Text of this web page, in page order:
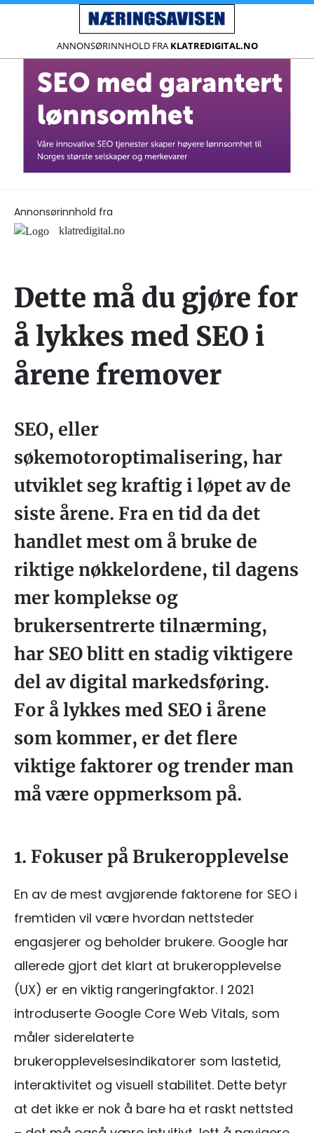
ANNONSØRINNHOLD FRA KLATREDIGITAL.NO
Annonsørinnhold fra
klatredigital.no
Dette må du gjøre for
å lykkes med SEO i
årene fremover
SEO, eller
søkemotoroptimalisering, har
utviklet seg kraftig i løpet av de
siste årene. Fra en tid da det
handlet mest om å bruke de
riktige nøkkelordene, til dagens
mer komplekse og
brukersentrerte tilnærming,
har SEO blitt en stadig viktigere
del av digital markedsføring.
For å lykkes med SEO i årene
som kommer, er det flere
viktige faktorer og trender man
må være oppmerksom på.
1. Fokuser på Brukeropplevelse
En av de mest avgjørende faktorene for SEO i
fremtiden vil være hvordan nettsteder
engasjerer og beholder brukere. Google har
allerede gjort det klart at brukeropplevelse
(UX) er en viktig rangeringfaktor. I 2021
introduserte Google Core Web Vitals, som
måler siderelaterte
brukeropplevelsesindikatorer som lastetid,
interaktivitet og visuell stabilitet. Dette betyr
at det ikke er nok å bare ha et raskt nettsted